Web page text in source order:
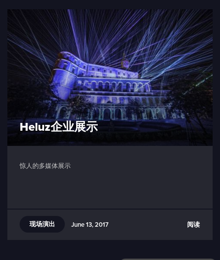
Heluz企业展示
惊人的多媒体展示
现场演出 June 13, 2017 阅读